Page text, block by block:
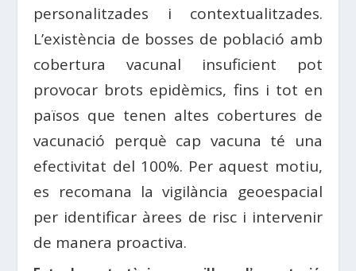
personalitzades i contextualitzades.
L’existència de bosses de població amb
cobertura vacunal insuficient pot
provocar brots epidèmics, fins i tot en
països que tenen altes cobertures de
vacunació perquè cap vacuna té una
efectivitat del 100%. Per aquest motiu,
es recomana la vigilància geoespacial
per identificar àrees de risc i intervenir
de manera proactiva.